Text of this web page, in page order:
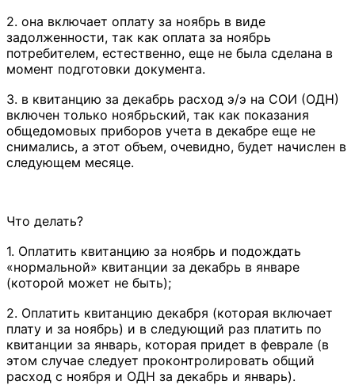
2. она включает оплату за ноябрь в виде
задолженности, так как оплата за ноябрь
потребителем, естественно, еще не была сделана в
момент подготовки документа.
3. в квитанцию за декабрь расход э/э на СОИ (ОДН)
включен только ноябрьский, так как показания
общедомовых приборов учета в декабре еще не
снимались, а этот объем, очевидно, будет начислен в
следующем месяце.
Что делать?
1. Оплатить квитанцию за ноябрь и подождать
«нормальной» квитанции за декабрь в январе
(которой может не быть);
2. Оплатить квитанцию декабря (которая включает
плату и за ноябрь) и в следующий раз платить по
квитанции за январь, которая придет в феврале (в
этом случае следует проконтролировать общий
расход с ноября и ОДН за декабрь и январь).